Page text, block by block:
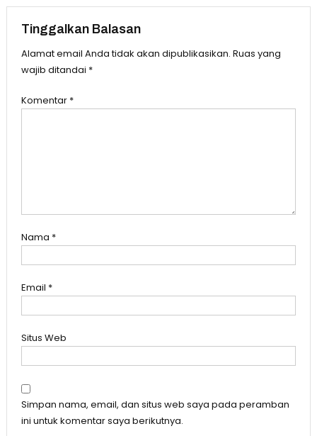
Tinggalkan Balasan
Alamat email Anda tidak akan dipublikasikan. Ruas yang
wajib ditandai *
Komentar *
Nama *
Email *
Situs Web
Simpan nama, email, dan situs web saya pada peramban
ini untuk komentar saya berikutnya.